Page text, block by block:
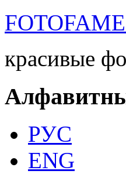
красивые
РУС
ENG